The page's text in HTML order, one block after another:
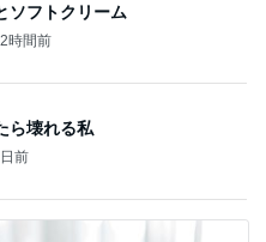
ソフトクリーム
時間前
ら壊れる私
前